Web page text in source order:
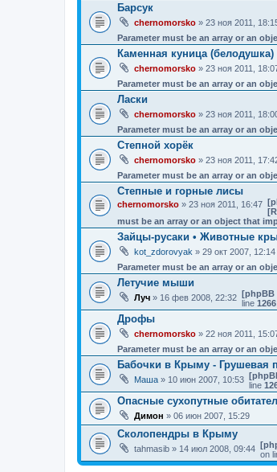
Барсук
chernomorsko » 23 ноя 2011,
Parameter must be an array or an
Каменная куница (белодушка)
chernomorsko » 23 ноя 2011,
Parameter must be an array or an
Ласки
chernomorsko » 23 ноя 2011,
Parameter must be an array or an
Степной хорёк
chernomorsko » 23 ноя 2011,
Parameter must be an array or an
Степные и горные лисы
chernomorsko » 23 ноя 2011, 16:47
must be an array or an object that
Зайцы-русаки • Животные
kot_zdorovyak » 29 окт 2007, 12:14
Parameter must be an array or an
Летучие мыши
Луч » 16 фев 2008, 22:32 [phpBB
line 1266:
Дрофы
chernomorsko » 22 ноя 2011,
Parameter must be an array or an
Бабочки в Крыму - Грушевая
Маша » 10 июн 2007, 10:53
line
Опасные сухопутные
Димон » 06 июн 2007, 15:29
Сколопендры в Крыму
tahmasib » 14 июл 2008, 09:44
on